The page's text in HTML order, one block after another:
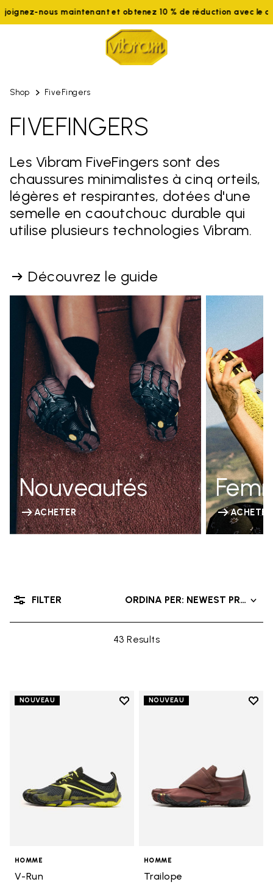
maintenant et obtenez 10 % de réduction avec le code
Shop FiveFingers
FIVEFINGERS
Les Vibram FiveFingers sont des
chaussures minimalistes à cinq orteils,
légères et respirantes, dotées d'une
semelle en caoutchouc durable qui
utilise plusieurs technologies Vibram.
Découvrez le guide
Nouveautés
ACHETER ACHETER
43 Results
ORDINA PER: NEWEST
FILTER
NOUVEAU
Add to wishlist
HOMME
V-Run
NOUVEAU
Add
HOMME
Trailope